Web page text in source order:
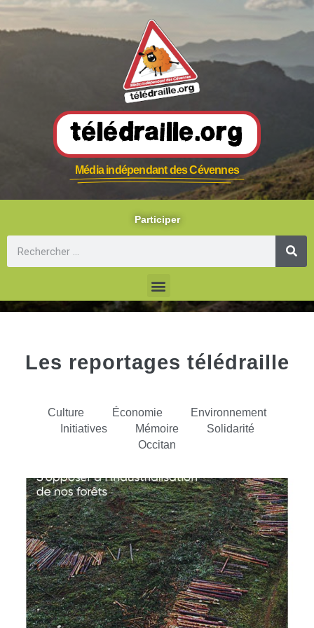
Télédraille.org
Média indépendant des Cévennes
Participer
Les reportages télédraille
Culture Économie
Environnement
Initiatives
Mémoire
Solidarité
Occitan